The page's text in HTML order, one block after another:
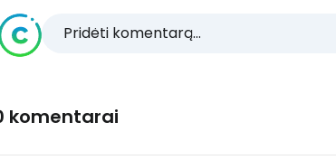
Pridėti komentarą...
komentarai